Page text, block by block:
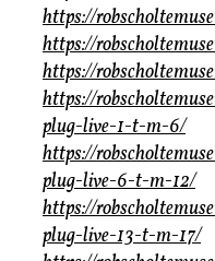
https://
https://
https://
https://
plug-live-1-t-m-6/
https://
plug-live-6-t-m-12/
https://
plug-live-13-t-m-17/